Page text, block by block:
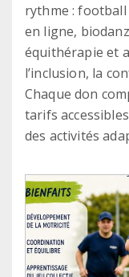
rythme : football
en ligne,
équithérapie et
l’inclusion, la
Chaque don
tarifs
des activités